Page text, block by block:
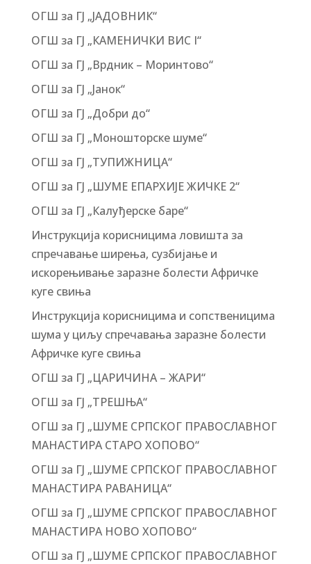
ОГШ за ГЈ „ЈАДОВНИК“
ОГШ за ГЈ „КАМЕНИЧКИ ВИС I“
ОГШ за ГЈ „Врдник – Моринтово“
ОГШ за ГЈ „Јанок“
ОГШ за ГЈ „Добри до“
ОГШ за ГЈ „Моношторске шуме“
ОГШ за ГЈ „ТУПИЖНИЦА“
ОГШ за ГЈ „ШУМЕ ЕПАРХИЈЕ ЖИЧКЕ 2“
ОГШ за ГЈ „Калуђерске баре“
Инструкција корисницима ловишта за
спречавање ширења, сузбијање и
искорењивање заразне болести Афричке
куге свиња
Инструкција корисницима и сопственицима
шума у циљу спречавања заразне болести
Афричке куге свиња
ОГШ за ГЈ „ЦАРИЧИНА – ЖАРИ“
ОГШ за ГЈ „ТРЕШЊА“
ОГШ за ГЈ „ШУМЕ СРПСКОГ ПРАВОСЛАВНОГ
МАНАСТИРА СТАРО ХОПОВО“
ОГШ за ГЈ „ШУМЕ СРПСКОГ ПРАВОСЛАВНОГ
МАНАСТИРА РАВАНИЦА“
ОГШ за ГЈ „ШУМЕ СРПСКОГ ПРАВОСЛАВНОГ
МАНАСТИРА НОВО ХОПОВО“
ОГШ за ГЈ „ШУМЕ СРПСКОГ ПРАВОСЛАВНОГ